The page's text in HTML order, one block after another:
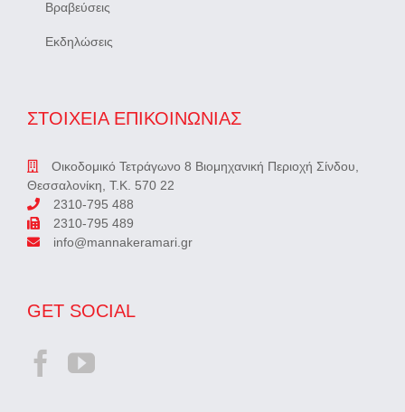
Βραβεύσεις
Εκδηλώσεις
ΣΤΟΙΧΕΙΑ ΕΠΙΚΟΙΝΩΝΙΑΣ
Οικοδομικό Τετράγωνο 8 Βιομηχανική Περιοχή Σίνδου,
Θεσσαλονίκη, Τ.Κ. 570 22
2310-795 488
2310-795 489
info@mannakeramari.gr
GET SOCIAL